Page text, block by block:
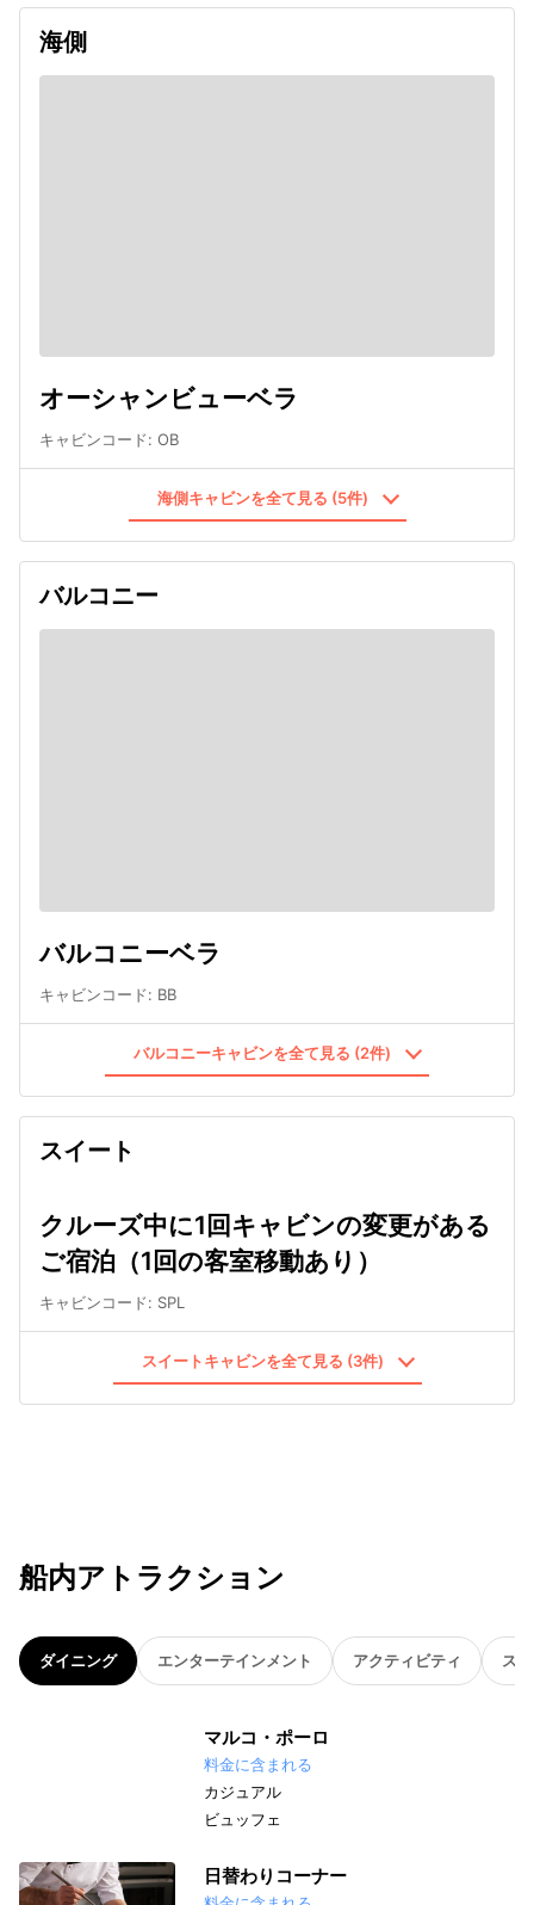
海側
オーシャンビューベラ
キャビンコード: OB
海側キャビンを全て見る (5件)
バルコニー
バルコニーベラ
キャビンコード: BB
バルコニーキャビンを全て見る (2件)
スイート
クルーズ中に1回キャビンの変更がある
ご宿泊（1回の客室移動あり）
キャビンコード: SPL
スイートキャビンを全て見る (3件)
船内アトラクション
ダイニング エンターテインメント アクティビティ ス
マルコ・ポーロ
料金に含まれる
カジュアル
ビュッフェ
日替わりコーナー